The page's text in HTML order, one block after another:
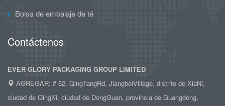
Bolsa de embalaje de té
Contáctenos
EVER GLORY PACKAGING GROUP LIMITED
AGREGAR: # 52, QingTangRd, JiangbeiVillage, distrito de XiaNi,
ciudad de QingXi, ciudad de DongGuan, provincia de Guangdong,